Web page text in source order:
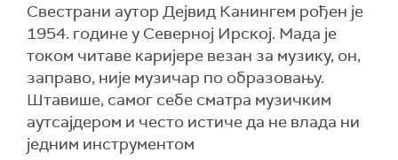
Свестрани аутор Дејвид Канингем рођен је
1954. године у Северној Ирској. Мада је
током читаве каријере везан за музику, он,
заправо, није музичар по образовању.
Штавише, самог себе сматра музичким
аутсајдером и често истиче да не влада ни
једним инструментом